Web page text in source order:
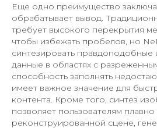
Еще одно преимущество
обрабатывает вывод.
требует высокого перекрытия
чтобы избежать пробелов, но
синтезировать правдоподобные
данные в областях с
способность заполнять
имеет важное значение для
контента. Кроме того, синтез
позволяет пользователям
реконструированной сцене,